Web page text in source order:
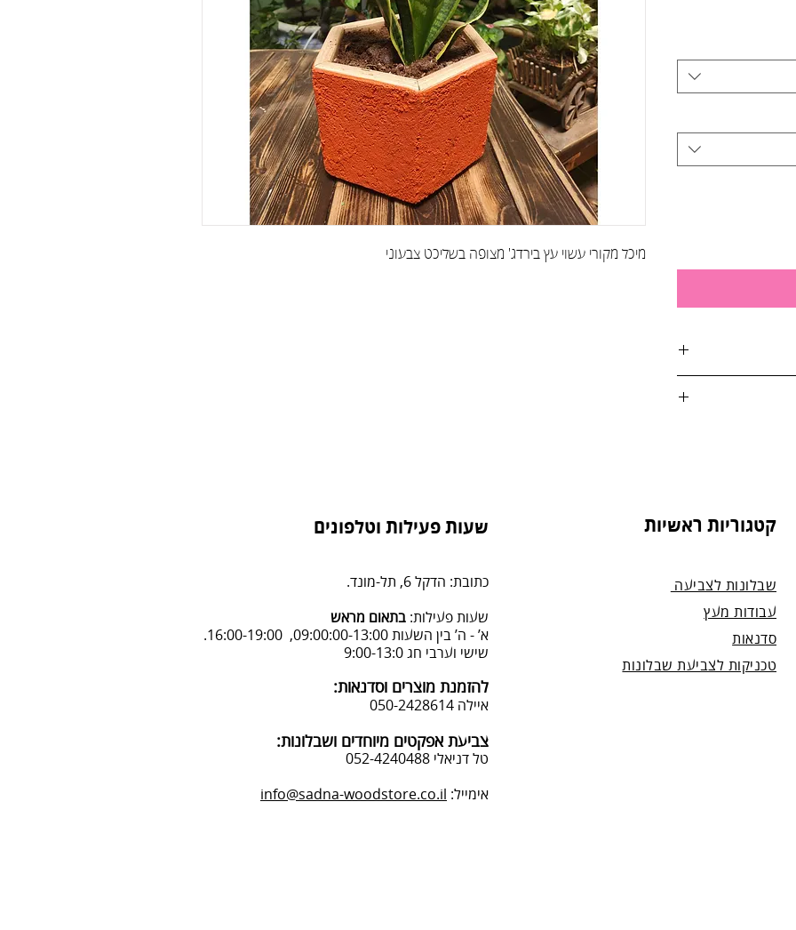
מיכל מקורי עשוי עץ בירדג' מצופה בשליכט צבעוני
הזמנה, על ידי
שעות פעילות וטלפונים
כתובת: הדקל 6, תל-מונד.
שעות פעילות: בתאום מראש
א’ - ה’ בין השעות 09:00:00-13:00, 16:00-19:00.
שישי וערבי חג 9:00-13:0
להזמנת מוצרים וסדנאות:
איילה 050-2428614
צביעת אפקטים מיוחדים ושבלונות:
טל דניאלי 052-4240488
אימייל: info@sadna-woodstore.co.il
קטגוריות ראשיות
שבלונות לצביעה
עבודות מעץ
סדנאות
טכניקות לצביעת שבלונות